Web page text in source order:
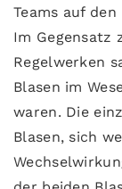
Teams auf
Im Gegensatz
Regelwerken
Blasen im
waren. Die
Blasen, sich